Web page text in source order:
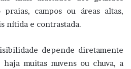
campos ou áreas altas,
nítida e contrastada.
depende diretamente
muitas nuvens ou chuva, a